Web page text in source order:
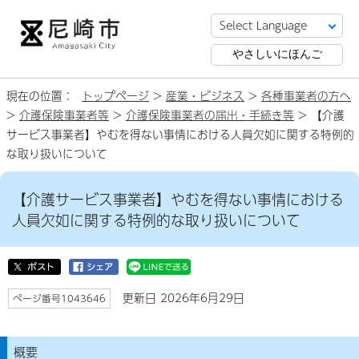
やさしいにほんご
現在の位置： トップページ > 産業・ビジネス > 各種事業者の方へ
> 介護保険事業者等 > 介護保険事業者の届出・手続き等 > 【介護
サービス事業者】やむを得ない事情における人員欠如に関する特例的
な取り扱いについて
【介護サービス事業者】やむを得ない事情における
人員欠如に関する特例的な取り扱いについて
ページ番号1043646 更新日 2026年6月29日
概要